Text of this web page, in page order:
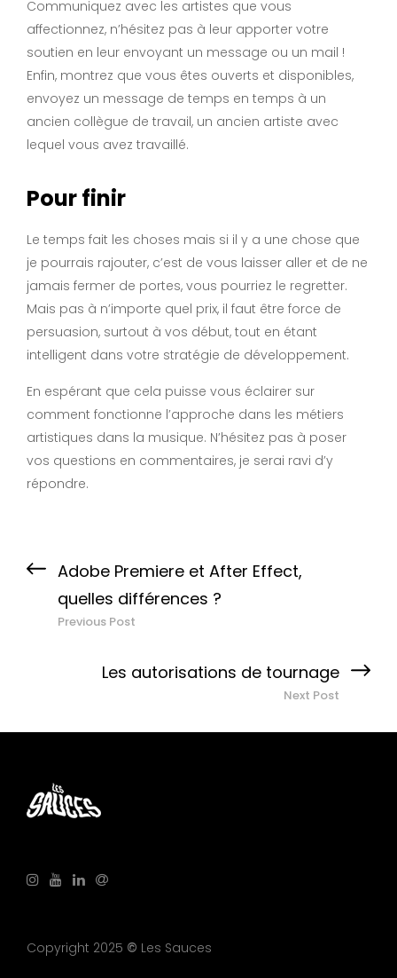
Communiquez avec les artistes que vous
affectionnez, n’hésitez pas à leur apporter votre
soutien en leur envoyant un message ou un mail !
Enfin, montrez que vous êtes ouverts et disponibles,
envoyez un message de temps en temps à un
ancien collègue de travail, un ancien artiste avec
lequel vous avez travaillé.
Pour finir
Le temps fait les choses mais si il y a une chose que
je pourrais rajouter, c’est de vous laisser aller et de ne
jamais fermer de portes, vous pourriez le regretter.
Mais pas à n’importe quel prix, il faut être force de
persuasion, surtout à vos début, tout en étant
intelligent dans votre stratégie de développement.
En espérant que cela puisse vous éclairer sur
comment fonctionne l’approche dans les métiers
artistiques dans la musique. N’hésitez pas à poser
vos questions en commentaires, je serai ravi d’y
répondre.
Previous Post
Next Post
Copyright 2025 © Les Sauces